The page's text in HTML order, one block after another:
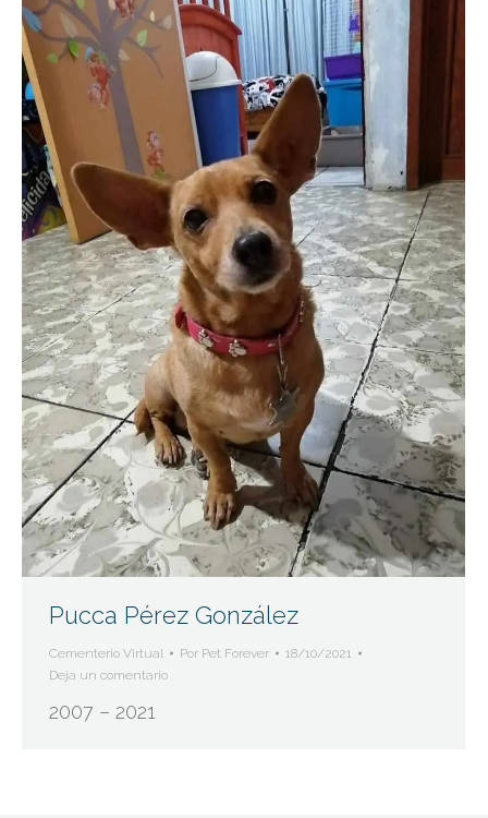
Pucca Pérez González
Cementerio Virtual Por Pet Forever
18/10/2021
Deja un comentario
2007 – 2021